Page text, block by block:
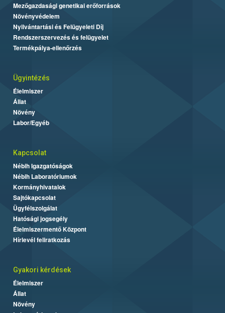
Mezőgazdasági genetikai erőforrások
Növényvédelem
Nyilvántartási és Felügyeleti Díj
Rendszerszervezés és felügyelet
Termékpálya-ellenőrzés
Ügyintézés
Élelmiszer
Állat
Növény
Labor/Egyéb
Kapcsolat
Nébih Igazgatóságok
Nébih Laboratóriumok
Kormányhivatalok
Sajtókapcsolat
Ügyfélszolgálat
Hatósági jogsegély
Élelmiszermentő Központ
Hírlevél feliratkozás
Gyakori kérdések
Élelmiszer
Állat
Növény